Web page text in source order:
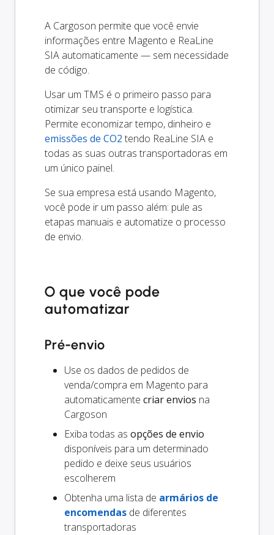
A Cargoson permite que você envie
informações entre Magento e ReaLine
SIA automaticamente — sem necessidade
de código.
Usar um TMS é o primeiro passo para
otimizar seu transporte e logística.
Permite economizar tempo, dinheiro e
emissões de CO2 tendo ReaLine SIA e
todas as suas outras transportadoras em
um único painel.
Se sua empresa está usando Magento,
você pode ir um passo além: pule as
etapas manuais e automatize o processo
de envio.
O que você pode
automatizar
Pré-envio
Use os dados de pedidos de
venda/compra em Magento para
automaticamente criar envios na
Cargoson
Exiba todas as opções de envio
disponíveis para um determinado
pedido e deixe seus usuários
escolherem
Obtenha uma lista de armários de
encomendas de diferentes
transportadoras